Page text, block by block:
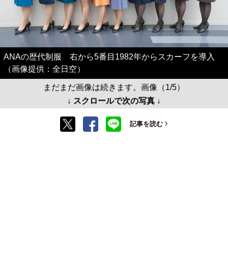
ANAの歴代制服 右から5番目1982年からスカーフを導入
（画像提供：全日空）
まだまだ画像は続きます。画像（1/5）
↓ スクロールで次の写真 ↓
記事を読む